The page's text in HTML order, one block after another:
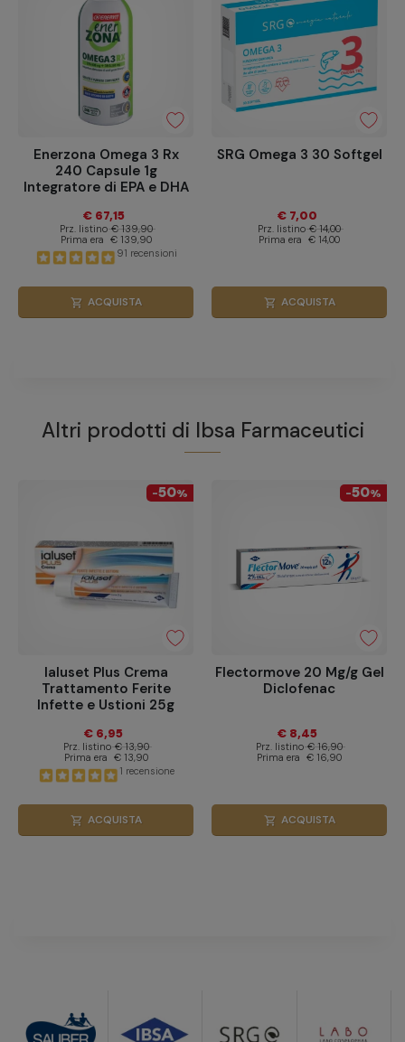
Enerzona Omega 3 Rx
240 Capsule 1g
Integratore di EPA e DHA
€ 67,15
Prz. listino € 139,90
Prima era € 139,90
91 recensioni
shopping_cart ACQUISTA
SRG Omega 3 30 Softgel
€ 7,00
Prz. listino € 14,00
Prima era € 14,00
shopping_cart ACQUISTA
Altri prodotti di Ibsa Farmaceutici
-50%
Ialuset Plus Crema
Trattamento Ferite
Infette e Ustioni 25g
€ 6,95
Prz. listino € 13,90
Prima era € 13,90
1 recensione
shopping_cart ACQUISTA
-50%
Flectormove 20 Mg/g Gel
Diclofenac
€ 8,45
Prz. listino € 16,90
Prima era € 16,90
shopping_cart ACQUISTA